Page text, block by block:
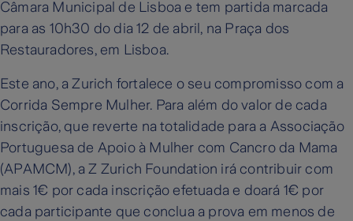
Câmara Municipal de Lisboa e tem partida marcada
para as 10h30 do dia 12 de abril, na Praça dos
Restauradores, em Lisboa.
Este ano, a Zurich fortalece o seu compromisso com a
Corrida Sempre Mulher. Para além do valor de cada
inscrição, que reverte na totalidade para a Associação
Portuguesa de Apoio à Mulher com Cancro da Mama
(APAMCM), a Z Zurich Foundation irá contribuir com
mais 1€ por cada inscrição efetuada e doará 1€ por
cada participante que conclua a prova em menos de